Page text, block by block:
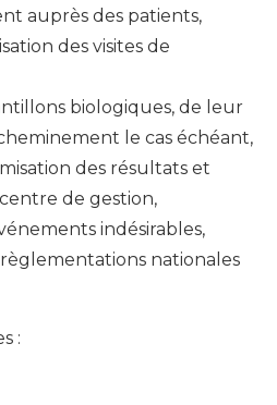
auprès des patients,
des visites de
biologiques, de leur
le cas échéant,
des résultats et
de gestion,
indésirables,
nationales
: